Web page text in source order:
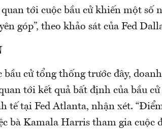
tới cuộc bầu cử khiến một số
góp”, theo khảo sát của Fed
bầu cử tổng thống trước đây,
tới kết quả bất định của bầu cử
tế tại Fed Atlanta, nhận xét.
bà Kamala Harris tham gia cuộc